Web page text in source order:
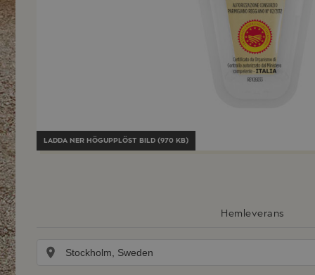
LADDA NER HÖGUPPLÖST BILD (970 KB)
Hemleverans